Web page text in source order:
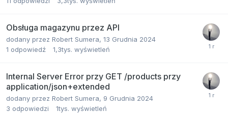
Obsługa magazynu przez API
dodany przez Robert Sumera, 13 Grudnia 2024
1 odpowiedź 1,3tys. wyświetleń
Internal Server Error przy GET /products przy
application/json+extended
dodany przez Robert Sumera, 9 Grudnia 2024
3 odpowiedzi 1tys. wyświetleń